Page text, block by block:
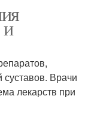
Врачи
лекарств при